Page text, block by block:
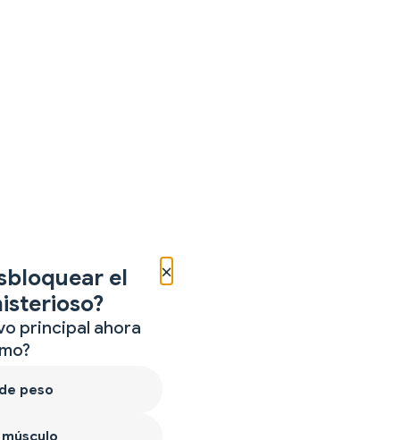
×
el
principal ahora
peso